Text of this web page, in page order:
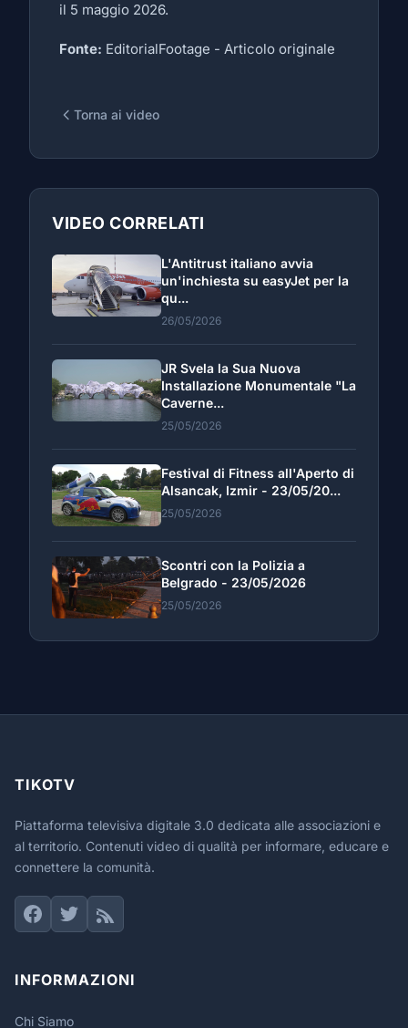
il 5 maggio 2026.
Fonte: EditorialFootage - Articolo originale
Torna ai video
VIDEO CORRELATI
L'Antitrust italiano avvia
un'inchiesta su easyJet per la
qu...
26/05/2026
JR Svela la Sua Nuova
Installazione Monumentale "La
Caverne...
25/05/2026
Festival di Fitness all'Aperto di
Alsancak, Izmir - 23/05/20...
25/05/2026
Scontri con la Polizia a
Belgrado - 23/05/2026
25/05/2026
TIKOTV
Piattaforma televisiva digitale 3.0 dedicata alle associazioni e
al territorio. Contenuti video di qualità per informare, educare e
connettere la comunità.
INFORMAZIONI
Chi Siamo